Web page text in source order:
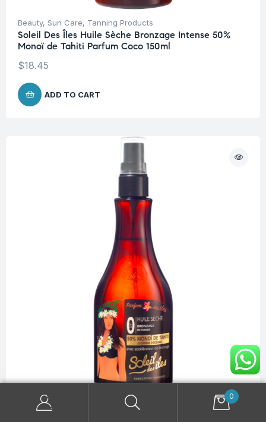
Beauty, Sun Care, Tanning Products
Soleil Des Îles Huile Sèche Bronzage Intense 50%
Monoï de Tahiti Parfum Coco 150ml
$18.45
ADD TO CART
Beauty,Sun Care Tanning Products
0